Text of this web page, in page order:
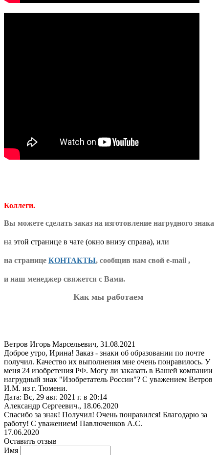
Коллеги.
Вы можете сделать заказ на изготовление нагрудного знака
на этой странице в чате (окно внизу справа), или
на странице КОНТАКТЫ, сообщив нам свой e-mail ,
и наш менеджер свяжется с Вами.
Как мы работаем
Ветров Игорь Марсельевич, 31.08.2021
Доброе утро, Ирина! Заказ - знаки об образовании по почте
получил. Качество их выполнения мне очень понравилось. У
меня 24 изобретения РФ. Могу ли заказать в Вашей компании
нагрудный знак "Изобретатель России"? С уважением Ветров
И.М. из г. Тюмени.
Дата: Вс, 29 авг. 2021 г. в 20:14
Александр Сергеевич., 18.06.2020
Спасибо за знак! Получил! Очень понравился! Благодарю за
работу! С уважением! Павлюченков А.С.
17.06.2020
Оставить отзыв
Имя